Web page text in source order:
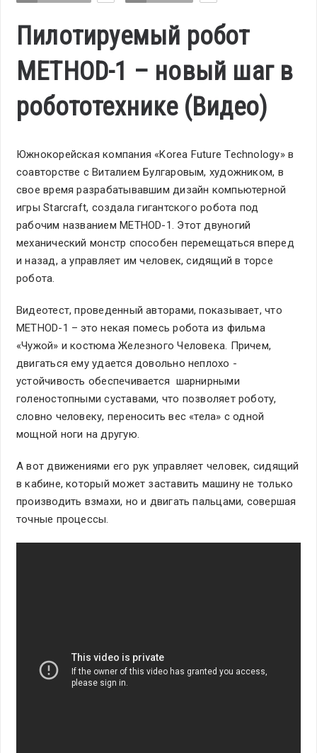
Пилотируемый робот
METHOD-1 – новый шаг в
робототехнике (Видео)
Южнокорейская компания «Korea Future Technology» в
соавторстве с Виталием Булгаровым, художником, в
свое время разрабатывавшим дизайн компьютерной
игры Starcraft, создала гигантского робота под
рабочим названием METHOD-1. Этот двуногий
механический монстр способен перемещаться вперед
и назад, а управляет им человек, сидящий в торсе
робота.
Видеотест, проведенный авторами, показывает, что
METHOD-1 – это некая помесь робота из фильма
«Чужой» и костюма Железного Человека. Причем,
двигаться ему удается довольно неплохо -
устойчивость обеспечивается шарнирными
голеностопными суставами, что позволяет роботу,
словно человеку, переносить вес «тела» с одной
мощной ноги на другую.
А вот движениями его рук управляет человек, сидящий
в кабине, который может заставить машину не только
производить взмахи, но и двигать пальцами, совершая
точные процессы.